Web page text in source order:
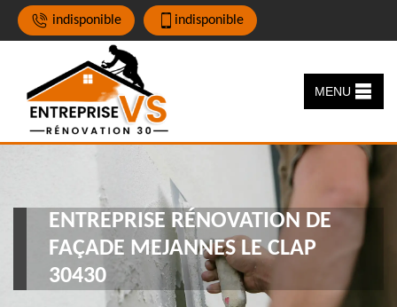
indisponible indisponible
MENU
ENTREPRISE RÉNOVATION DE
FAÇADE MEJANNES LE CLAP
30430